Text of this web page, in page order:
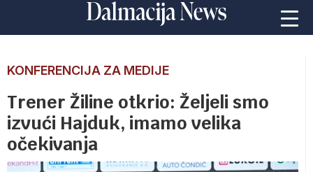
KONFERENCIJA ZA MEDIJE
Trener Žiline otkrio: Željeli smo
izvući Hajduk, imamo velika
očekivanja